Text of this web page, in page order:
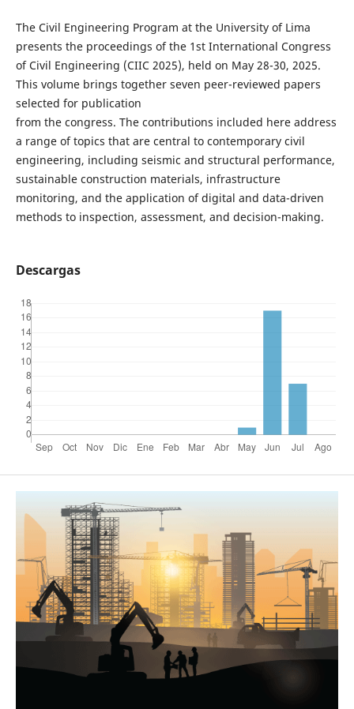
The Civil Engineering Program at the University of Lima
presents the proceedings of the 1st International Congress
of Civil Engineering (CIIC 2025), held on May 28-30, 2025.
This volume brings together seven peer-reviewed papers
selected for publication
from the congress. The contributions included here address
a range of topics that are central to contemporary civil
engineering, including seismic and structural performance,
sustainable construction materials, infrastructure
monitoring, and the application of digital and data-driven
methods to inspection, assessment, and decision-making.
Descargas